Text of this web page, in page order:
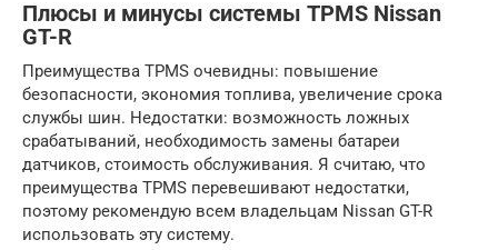
Плюсы и минусы системы TPMS Nissan
GT-R
Преимущества TPMS очевидны: повышение
безопасности, экономия топлива, увеличение срока
службы шин. Недостатки: возможность ложных
срабатываний, необходимость замены батареи
датчиков, стоимость обслуживания. Я считаю, что
преимущества TPMS перевешивают недостатки,
поэтому рекомендую всем владельцам Nissan GT-R
использовать эту систему.